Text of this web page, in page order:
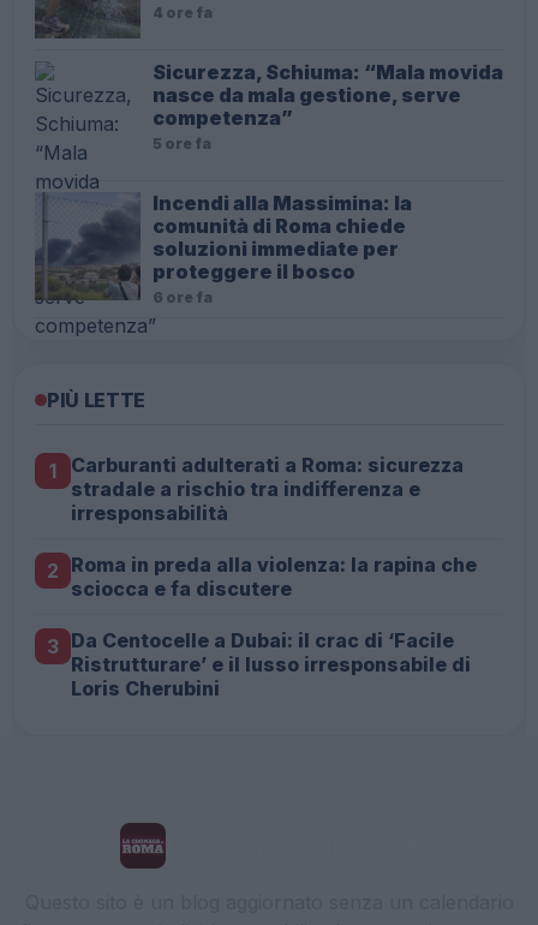
4 ore fa
Sicurezza, Schiuma: “Mala movida
nasce da mala gestione, serve
competenza”
5 ore fa
Incendi alla Massimina: la
comunità di Roma chiede
soluzioni immediate per
proteggere il bosco
6 ore fa
PIÙ LETTE
1
Carburanti adulterati a Roma: sicurezza
stradale a rischio tra indifferenza e
irresponsabilità
2 Roma in preda alla violenza: la rapina che
sciocca e fa discutere
3 Da Centocelle a Dubai: il crac di ‘Facile
Ristrutturare’ e il lusso irresponsabile di
Loris Cherubini